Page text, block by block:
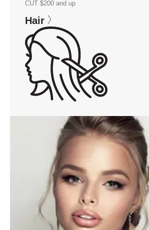
CUT $200 and up
Hair